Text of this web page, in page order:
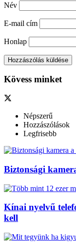
Név
E-mail cím
Honlap
Kövess minket
Népszerű
Hozzászólások
Legfrisebb
Biztonsági
Kínai nyelvű
kell